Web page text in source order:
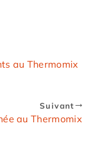
au Thermomix
Suivant
au Thermomix